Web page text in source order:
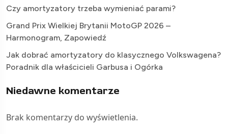
Czy amortyzatory trzeba wymieniać parami?
Grand Prix Wielkiej Brytanii MotoGP 2026 –
Harmonogram, Zapowiedź
Jak dobrać amortyzatory do klasycznego Volkswagena?
Poradnik dla właścicieli Garbusa i Ogórka
Niedawne komentarze
Brak komentarzy do wyświetlenia.